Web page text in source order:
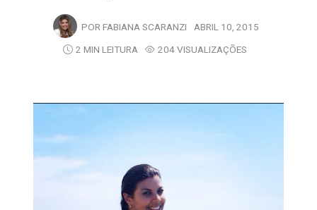
POR FABIANA SCARANZI ABRIL 10, 2015
2 MIN LEITURA
204 VISUALIZAÇÕES